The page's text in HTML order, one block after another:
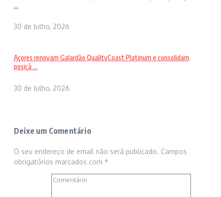
...
30 de Julho, 2026
Açores renovam Galardão QualityCoast Platinum e consolidam
posiçã ...
30 de Julho, 2026
Deixe um Comentário
O seu endereço de email não será publicado. Campos
obrigatórios marcados com *